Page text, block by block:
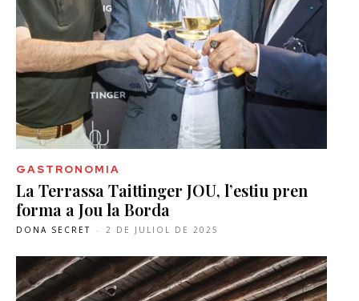
GASTRONOMIA
La Terrassa Taittinger JOU, l’estiu pren
forma a Jou la Borda
DONA SECRET - 2 DE JULIOL DE 2025